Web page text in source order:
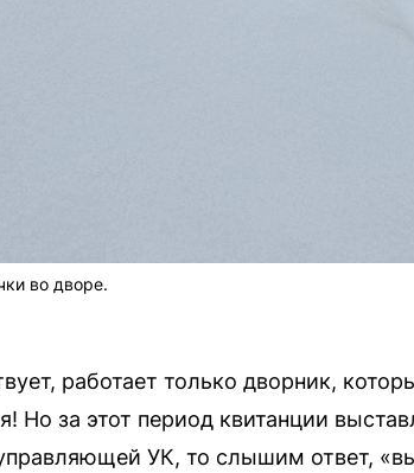
во дворе.
работает только дворник,
Но за этот период квитанции
УК, то слышим ответ,